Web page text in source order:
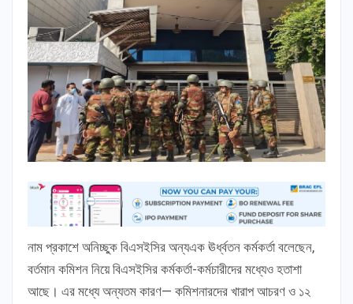
নাম প্রকাশে অনিচ্ছুক বিএসইসির অন্যএক ঊর্ধ্বতন কর্মকর্তা বলেছেন,
বর্তমান কমিশন নিয়ে বিএসইসির কর্মকর্তা-কর্মচারীদের মধ্যেও হতাশা
আছে। এর মধ্যে অন্যতম কারণ— কমিশনারদের খারাপ আচরণ ও ১২